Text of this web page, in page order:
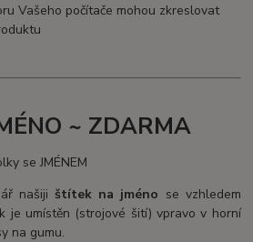
Vašeho počítače mohou zkreslovat
~ ZDARMA
našiji štítek na jméno se vzhledem
je umístěn (strojové šití) vpravo v horní
na gumu.